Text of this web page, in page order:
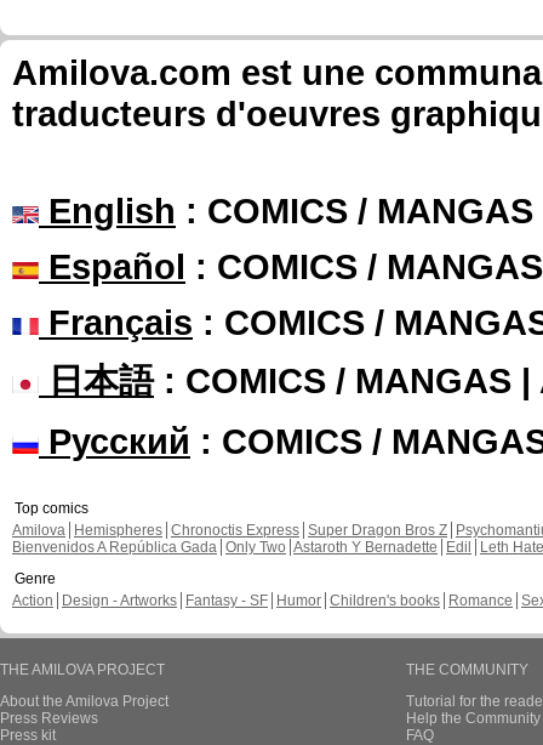
Amilova.com est une
traducteurs d'oeuvres
English : COMICS /
Español : COMICS /
Français : COMICS /
日本語: COMICS / MANGAS |
Русский : COMICS /
Top comics
Amilova
Hemispheres Chronoctis Express Super Dragon Bros Z
Bienvenidos A República Gada Only Two Astaroth Y Bernadette Edil
Leth Hate
Genre
Action
Design - Artworks Fantasy - SF Humor Children's books Romance
THE AMILOVA PROJECT
About the Amilova Project
Press Reviews
Press kit
THE COMMUNITY
Tutorial for the
Help the
FAQ